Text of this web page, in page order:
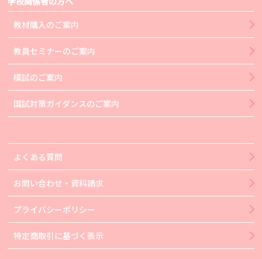
教材購入のご案内
教員セミナーのご案内
模試のご案内
国試対策ガイダンスのご案内
よくある質問
お問い合わせ・資料請求
プライバシーポリシー
特定商取引に基づく表示